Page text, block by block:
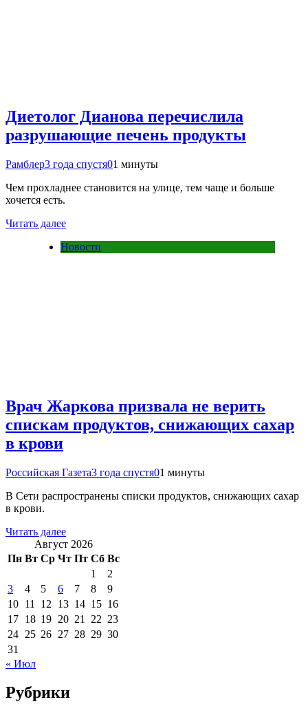
Диетолог Дианова перечислила
разрушающие печень продукты
Рамблер3 года спустя01 минуты
Чем прохладнее становится на улице, тем чаще и больше
хочется есть.
Читать далее
Новости
Врач Жаркова призвала не верить
спискам продуктов, снижающих сахар
в крови
Российская Газета3 года спустя01 минуты
В Сети распространены списки продуктов, снижающих сахар
в крови.
Читать далее
Август 2026
Пн Вт Ср Чт Пт Сб Вс
1
2
3
4 5 6 7 8
9
10 11 12 13 14 15 16
17 18 19 20 21 22 23
24 25 26 27 28 29 30
31
« Июл
Рубрики